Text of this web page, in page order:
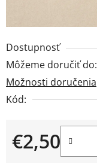
Dostupnosť
Môžeme doručiť do:
Možnosti doručenia
Kód:
€2,50
Jednotková cena: